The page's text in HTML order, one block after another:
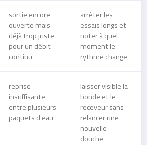
sortie encore
ouverte mais
déjà trop juste
pour un débit
continu
arrêter les
essais longs et
noter à quel
moment le
rythme change
reprise
insuffisante
entre plusieurs
paquets d eau
laisser visible la
bonde et le
receveur sans
relancer une
nouvelle
douche